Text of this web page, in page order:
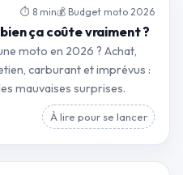
⏱ 8 min💰 Budget moto 2026
ça coûte vraiment ?
moto en 2026 ? Achat,
carburant et imprévus :
mauvaises surprises.
À lire pour se lancer